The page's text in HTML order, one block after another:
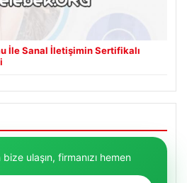
İle Sanal İletişimin Sertifikalı
ulaşın, firmanızı hemen